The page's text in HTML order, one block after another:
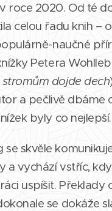
roce 2020. Od té
celou řadu knih –
naučné
Petera
stromům dojde dech
a pečlivě dbáme
byly co nejlepší.
se skvěle
a vychází vstříc,
uspíšit. Překlady
se dokáže